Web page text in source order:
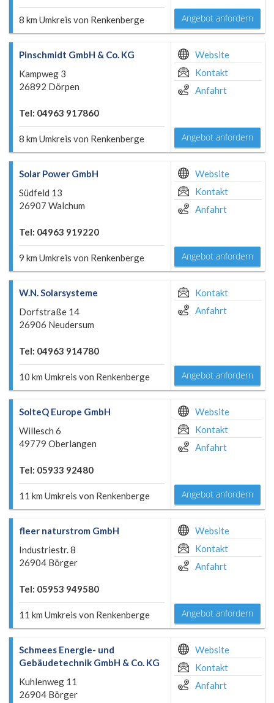
8 km Umkreis von Renkenberge Angebot anfordern
Pinschmidt GmbH & Co. KG
Kampweg 3
26892 Dörpen
Tel: 04963 917860
8 km Umkreis von Renkenberge
Website
Kontakt
Anfahrt
Angebot anfordern
Solar Power GmbH
Südfeld 13
26907 Walchum
Tel: 04963 919220
9 km Umkreis von Renkenberge
Website
Kontakt
Anfahrt
Angebot anfordern
W.N. Solarsysteme
Dorfstraße 14
26906 Neudersum
Tel: 04963 914780
10 km Umkreis von Renkenberge
Kontakt
Anfahrt
Angebot anfordern
SolteQ Europe GmbH
Willesch 6
49779 Oberlangen
Tel: 05933 92480
11 km Umkreis von Renkenberge
Website
Kontakt
Anfahrt
Angebot anfordern
fleer naturstrom GmbH
Industriestr. 8
26904 Börger
Tel: 05953 949580
11 km Umkreis von Renkenberge
Website
Kontakt
Anfahrt
Angebot anfordern
Schmees Energie- und
Gebäudetechnik GmbH & Co. KG
Kuhlenweg 11
26904 Börger
Website
Kontakt
Anfahrt